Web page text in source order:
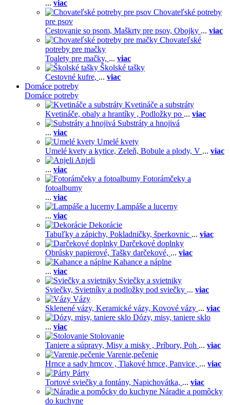
... viac
Chovateľské potreby
pre psov
Cestovanie so psom, Maškrty pre psov, Obojky ... viac
Chovateľské
potreby pre mačky
Toalety pre mačky, ... viac
Školské tašky
Cestovné kufre, ... viac
Domáce potreby
Domáce potreby
Kvetináče a substráty
Kvetináče, obaly a hrantíky , Podložky po ... viac
Substráty a hnojivá
... viac
Umelé kvety
Umelé kvety a kytice, Zeleň, Bobule a plody, V ... viac
Anjeli
... viac
Fotorámčeky a
fotoalbumy
... viac
Lampáše a lucerny
... viac
Dekorácie
Tabuľky a zápichy, Pokladničky, šperkovnic ... viac
Darčekové doplnky
Obrúsky papierové, Tašky darčekové, ... viac
Kahance a náplne
... viac
Sviečky a svietniky
Sviečky, Svietníky a podložky pod sviečky ... viac
Vázy
Sklenené vázy, Keramické vázy, Kovové vázy ... viac
Dózy, misy, taniere sklo
... viac
Stolovanie
Taniere a súpravy, Misy a misky , Príbory, Poh ... viac
Varenie,pečenie
Hrnce a sady hrncov , Tlakové hrnce, Panvice, ... viac
Párty
Tortové sviečky a fontány, Napichovátka, ... viac
Náradie a pomôcky
do kuchyne